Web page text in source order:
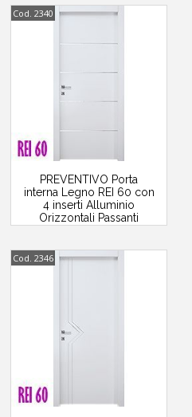
Cod. 2340
PREVENTIVO Porta
interna Legno REI 60 con
4 inserti Alluminio
Orizzontali Passanti
Cod. 2346